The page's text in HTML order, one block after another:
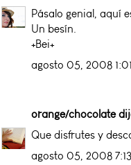
Pásalo genial, aquí
Un besín.
+Bei+
agosto 05, 2008
orange/chocolate
Que disfrutes y
agosto 05, 2008